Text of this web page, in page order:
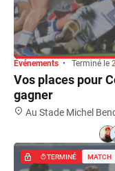
Événements • Terminé le
Vos places pour
gagner
Au Stade Michel
TERMINÉ MATCH